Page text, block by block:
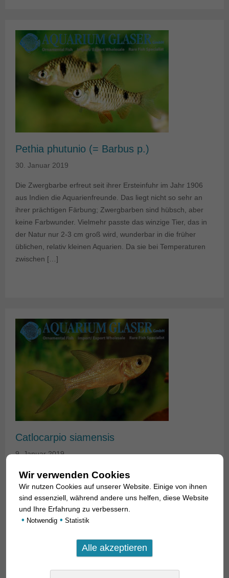
Pethia phutunio (= Barbus p.)
30. Januar 2019
Die Zwergbarbe erfreut seit ihrer Ersteinfuhr im Jahr 1906
aus Indien die Aquarienfreunde. Das liegt nicht so sehr an
ihrer prächtigen Färbung; Zwergbarben sind hübsch, aber
keine Farbwunder. Vielmehr passte das winzige Tier, das in
der Natur nur 2-3 cm groß wird, wunderbar in die früher
üblichen, relativ kleinen Aquarien. Da sie bei Temperaturen
zwischen […]
Catlocarpio siamensis
9. Januar 2019
Der Mekong-Riesenkarpfen (Catlocarpio siamensis) ist mit
angeblich bis zu 3 m Länge der größte Karpfenfisch
Südostasiens. So große Tiere wurden allerdings noch nie
wissenschaftlich bestätigt. Das größte dokumentierte
Exemplar war „nur“ etwa 150 cm lang. In der Natur ist der
sehr, sehr selten. Glücklicherweise kann man die Art aber in
Wir verwenden Cookies
Wir nutzen Cookies auf unserer Website. Einige von ihnen
sind essenziell, während andere uns helfen, diese Website
und Ihre Erfahrung zu verbessern.
• Notwendig • Statistik